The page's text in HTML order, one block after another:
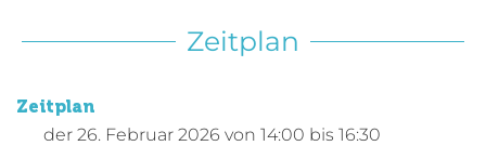
Zeitplan
Zeitplan
der 26. Februar 2026 von 14:00 bis 16:30